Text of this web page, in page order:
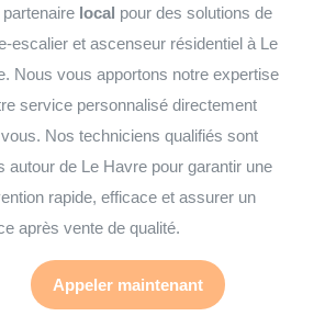
partenaire local pour des solutions de
escalier et ascenseur résidentiel à Le
Nous vous apportons notre expertise
service personnalisé directement
Nos techniciens qualifiés sont
autour de Le Havre pour garantir une
rapide, efficace et assurer un
après vente de qualité.
Appeler maintenant